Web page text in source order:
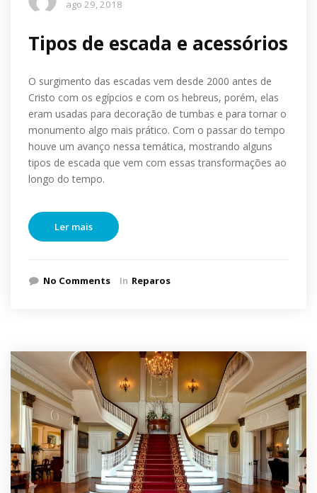
ago 29, 2018
Tipos de escada e acessórios
O surgimento das escadas vem desde 2000 antes de
Cristo com os egípcios e com os hebreus, porém, elas
eram usadas para decoração de tumbas e para tornar o
monumento algo mais prático. Com o passar do tempo
houve um avanço nessa temática, mostrando alguns
tipos de escada que vem com essas transformações ao
longo do tempo.
Ler mais
No Comments In Reparos